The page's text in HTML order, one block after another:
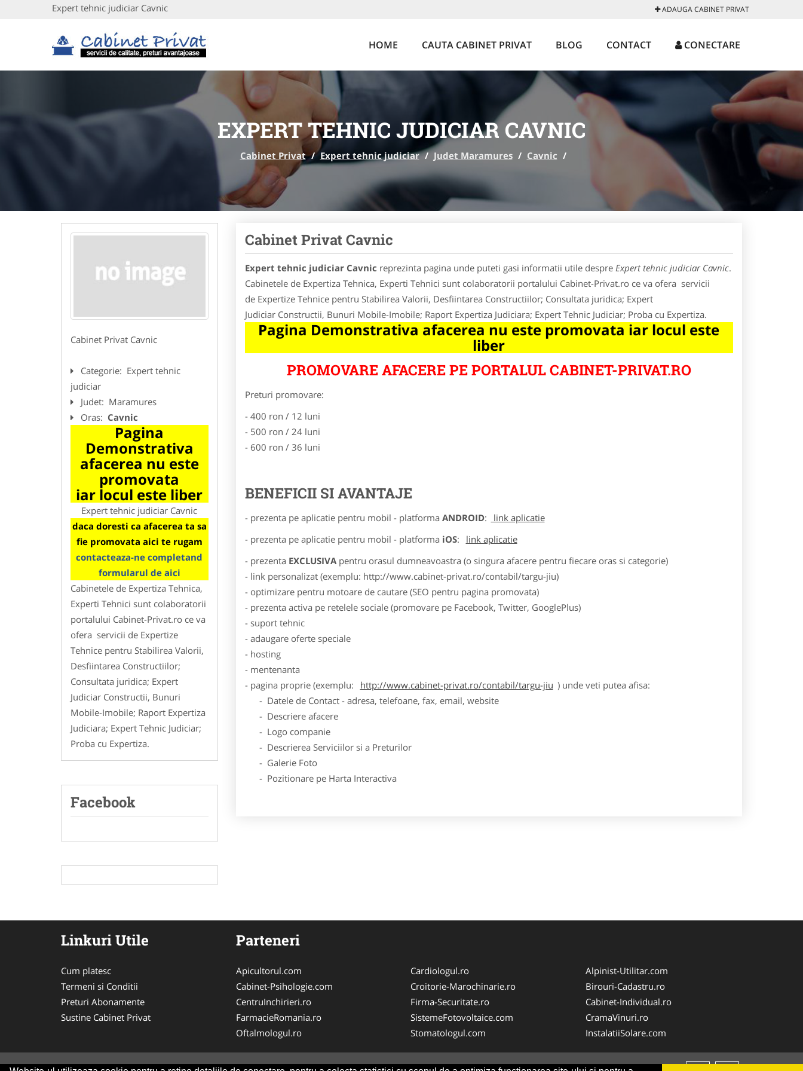
Expert tehnic judiciar Cavnic ADAUGA CABINET PRIVAT
HOME CAUTA CABINET PRIVAT BLOG CONTACT CONECTARE
EXPERT TEHNIC JUDICIAR CAVNIC
Cabinet Privat / Expert tehnic judiciar / Judet Maramures / Cavnic /
Cabinet Privat Cavnic
Categorie: Expert tehnic
judiciar
Judet: Maramures
Oras: Cavnic
Pagina
Demonstrativa
afacerea nu este
promovata
iar locul este liber
Expert tehnic judiciar Cavnic
daca doresti ca afacerea ta sa
fie promovata aici te rugam
contacteaza-ne completand
formularul de aici
Cabinetele de Expertiza Tehnica,
Experti Tehnici sunt colaboratorii
portalului Cabinet-Privat.ro ce va
ofera servicii de Expertize
Tehnice pentru Stabilirea Valorii,
Desfiintarea Constructiilor;
Consultata juridica; Expert
Judiciar Constructii, Bunuri
Mobile-Imobile; Raport Expertiza
Judiciara; Expert Tehnic Judiciar;
Proba cu Expertiza.
Facebook
Cabinet Privat Cavnic
Expert tehnic judiciar Cavnic reprezinta pagina unde puteti gasi informatii utile despre Expert tehnic judiciar Cavnic.
Cabinetele de Expertiza Tehnica, Experti Tehnici sunt colaboratorii portalului Cabinet-Privat.ro ce va ofera servicii
de Expertize Tehnice pentru Stabilirea Valorii, Desfiintarea Constructiilor; Consultata juridica; Expert
Judiciar Constructii, Bunuri Mobile-Imobile; Raport Expertiza Judiciara; Expert Tehnic Judiciar; Proba cu Expertiza.
Pagina Demonstrativa afacerea nu este promovata iar locul este
liber
PROMOVARE AFACERE PE PORTALUL CABINET-PRIVAT.RO
Preturi promovare:
- 400 ron / 12 luni
- 500 ron / 24 luni
- 600 ron / 36 luni
BENEFICII SI AVANTAJE
- prezenta pe aplicatie pentru mobil - platforma ANDROID:
link aplicatie
- prezenta pe aplicatie pentru mobil - platforma iOS:
link aplicatie
- prezenta EXCLUSIVApentru orasul dumneavoastra (o singura afacere pentru fiecare oras si categorie)
- link personalizat (exemplu: http://www.cabinet-privat.ro/contabil/targu-jiu)
- optimizare pentru motoare de cautare (SEO pentru pagina promovata)
- prezenta activa pe retelele sociale (promovare pe Facebook, Twitter, GooglePlus)
- suport tehnic
- adaugare oferte speciale
- hosting
- mentenanta
- pagina proprie (exemplu:
http://www.cabinet-privat.ro/contabil/targu-jiu ) unde veti putea afisa:
- Datele de Contact - adresa, telefoane, fax, email, website
- Descriere afacere
- Logo companie
- Descrierea Serviciilor si a Preturilor
- Galerie Foto
- Pozitionare pe Harta Interactiva
Linkuri Utile
Cum platesc
Termeni si Conditii
Preturi Abonamente
Sustine Cabinet Privat
Parteneri
Apicultorul.com
Cabinet-Psihologie.com
CentruInchirieri.ro
FarmacieRomania.ro
Oftalmologul.ro
Cardiologul.ro
Croitorie-Marochinarie.ro
Firma-Securitate.ro
SistemeFotovoltaice.com
Stomatologul.com
Alpinist-Utilitar.com
Birouri-Cadastru.ro
Cabinet-Individual.ro
CramaVinuri.ro
InstalatiiSolare.com